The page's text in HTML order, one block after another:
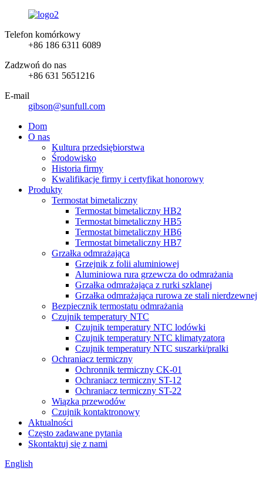
Telefon komórkowy
+86 186 6311 6089
Zadzwoń do nas
+86 631 5651216
E-mail
gibson@sunfull.com
Dom
O nas
Kultura przedsiębiorstwa
Środowisko
Historia firmy
Kwalifikacje firmy i certyfikat honorowy
Produkty
Termostat bimetaliczny
Termostat bimetaliczny HB2
Termostat bimetaliczny HB5
Termostat bimetaliczny HB6
Termostat bimetaliczny HB7
Grzałka odmrażająca
Grzejnik z folii aluminiowej
Aluminiowa rura grzewcza do odmrażania
Grzałka odmrażająca z rurki szklanej
Grzałka odmrażająca rurowa ze stali nierdzewnej
Bezpiecznik termostatu odmrażania
Czujnik temperatury NTC
Czujnik temperatury NTC lodówki
Czujnik temperatury NTC klimatyzatora
Czujnik temperatury NTC suszarki/pralki
Ochraniacz termiczny
Ochronnik termiczny CK-01
Ochraniacz termiczny ST-12
Ochraniacz termiczny ST-22
Wiązka przewodów
Czujnik kontaktronowy
Aktualności
Często zadawane pytania
Skontaktuj się z nami
English